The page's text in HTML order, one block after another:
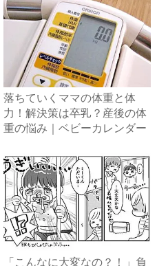
落ちていくママの体重と体
力！解決策は卒乳？産後の体
重の悩み｜ベビーカレンダー
「こんなに大変なの？！」負